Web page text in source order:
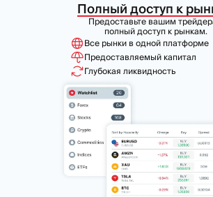
Полный доступ к
Предоставьте вашим
полный доступ к рынкам.
Все рынки в одной платформе
Предоставляемый капитал
Глубокая ликвидность